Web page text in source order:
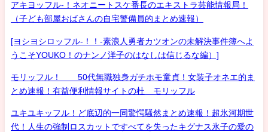
アキヨッフル-！ネオニートスケ番長のエキストラ芸能情報局！
（子ども部屋おばさんの自宅警備員的まとめ速報）
[ヨシヨシロッフル-！！-素浪人勇者カツオンの未解決事件簿へよ
うこそYOUKO！のナンノ洋子のはなしは信じるな編）]
モリッフル！ 50代無職独身ガチホモ童貞！女装子オネエ的ま
とめ速報！有益便利情報サイトの杜 モリッフル
ユキユキッフル！ど底辺的一同驚愕騒然まとめ速報！超氷河期世
代！人生の強制ロスカットですべてを失ったキグナス氷子の愛の